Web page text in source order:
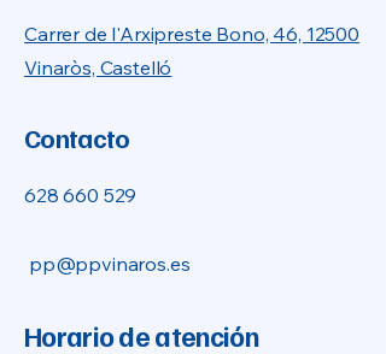
Carrer de l'Arxipreste Bono, 46, 12500
Vinaròs, Castelló
Contacto
628 660 529
pp@ppvinaros.es
Horario de atención